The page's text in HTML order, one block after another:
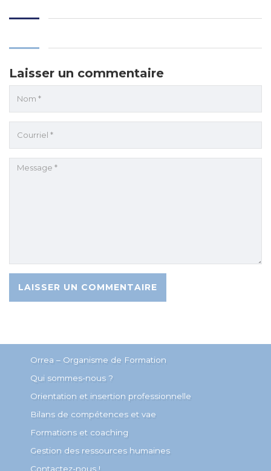
Laisser un commentaire
Orrea – Organisme de Formation
Qui sommes-nous ?
Orientation et insertion professionnelle
Bilans de compétences et vae
Formations et coaching
Gestion des ressources humaines
Contactez-nous !